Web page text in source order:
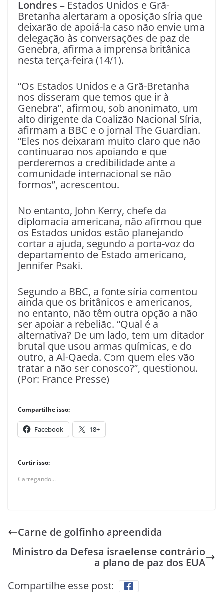
Londres – Estados Unidos e Grã-
Bretanha alertaram a oposição síria que
deixarão de apoiá-la caso não envie uma
delegação às conversações de paz de
Genebra, afirma a imprensa britânica
nesta terça-feira (14/1).
“Os Estados Unidos e a Grã-Bretanha
nos disseram que temos que ir à
Genebra”, afirmou, sob anonimato, um
alto dirigente da Coalizão Nacional Síria,
afirmam a BBC e o jornal The Guardian.
“Eles nos deixaram muito claro que não
continuarão nos apoiando e que
perderemos a credibilidade ante a
comunidade internacional se não
formos”, acrescentou.
No entanto, John Kerry, chefe da
diplomacia americana, não afirmou que
os Estados unidos estão planejando
cortar a ajuda, segundo a porta-voz do
departamento de Estado americano,
Jennifer Psaki.
Segundo a BBC, a fonte síria comentou
ainda que os britânicos e americanos,
no entanto, não têm outra opção a não
ser apoiar a rebelião. “Qual é a
alternativa? De um lado, tem um ditador
brutal que usou armas químicas, e do
outro, a Al-Qaeda. Com quem eles vão
tratar a não ser conosco?”, questionou.
(Por: France Presse)
Compartilhe isso:
Facebook 18+
Curtir isso:
Carregando...
Carne de golfinho apreendida
Ministro da Defesa israelense contrário
a plano de paz dos EUA
Compartilhe esse post: